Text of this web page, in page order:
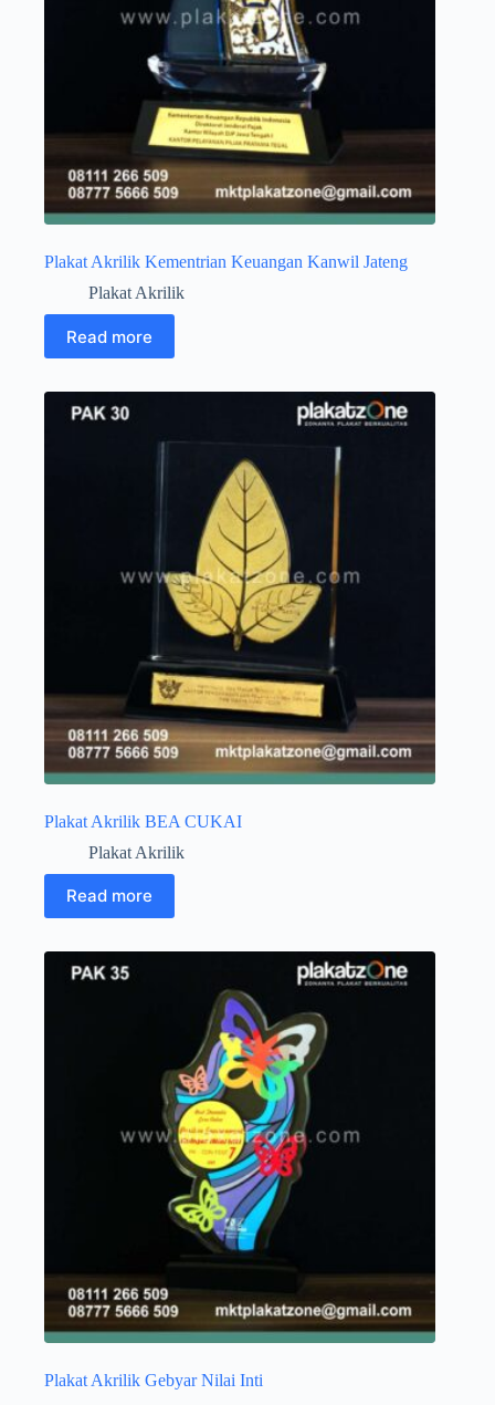
Plakat Akrilik Kementrian Keuangan Kanwil Jateng
Plakat Akrilik
Read more
Plakat Akrilik BEA CUKAI
Plakat Akrilik
Read more
Plakat Akrilik Gebyar Nilai Inti